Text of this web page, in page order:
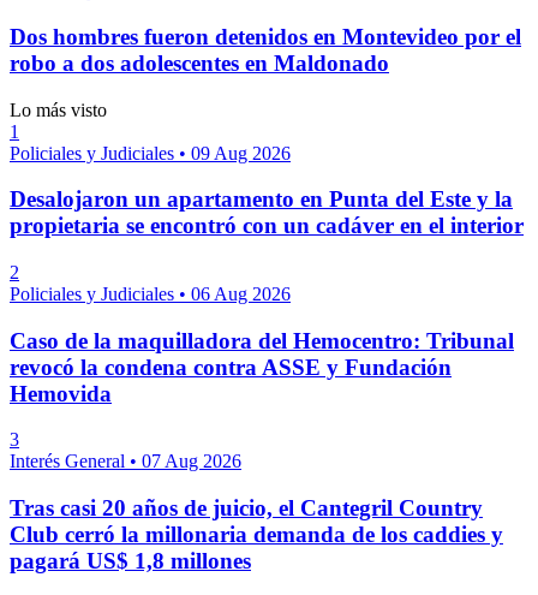
Dos hombres fueron detenidos en Montevideo por el
robo a dos adolescentes en Maldonado
Lo más visto
1
Policiales y Judiciales • 09 Aug 2026
Desalojaron un apartamento en Punta del Este y la
propietaria se encontró con un cadáver en el interior
2
Policiales y Judiciales • 06 Aug 2026
Caso de la maquilladora del Hemocentro: Tribunal
revocó la condena contra ASSE y Fundación
Hemovida
3
Interés General • 07 Aug 2026
Tras casi 20 años de juicio, el Cantegril Country
Club cerró la millonaria demanda de los caddies y
pagará US$ 1,8 millones